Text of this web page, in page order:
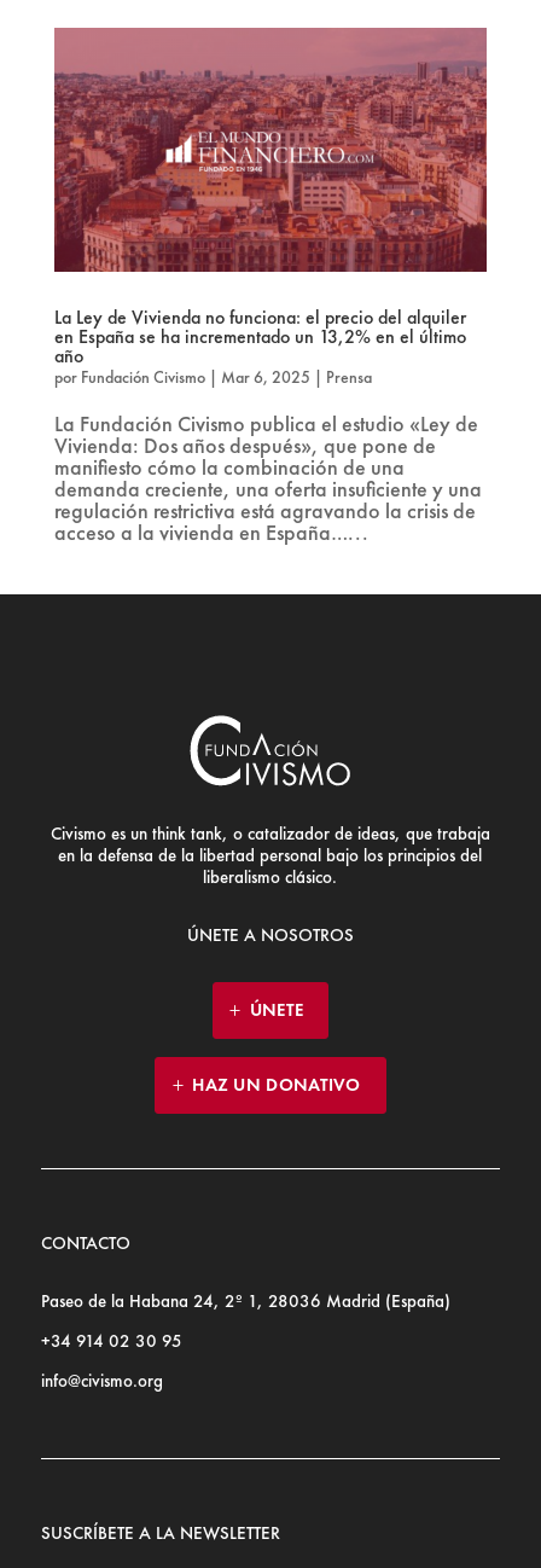
La Ley de Vivienda no funciona: el precio del alquiler
en España se ha incrementado un 13,2% en el último
año
por Fundación Civismo| Mar 6, 2025 | Prensa
La Fundación Civismo publica el estudio «Ley de
Vivienda: Dos años después», que pone de
manifiesto cómo la combinación de una
demanda creciente, una oferta insuficiente y una
regulación restrictiva está agravando la crisis de
acceso a la vivienda en España…...
Civismo es un think tank, o catalizador de ideas, que trabaja
en la defensa de la libertad personal bajo los principios del
liberalismo clásico.
ÚNETE A NOSOTROS
ÚNETE
HAZ UN DONATIVO
CONTACTO
Paseo de la Habana 24, 2º 1, 28036 Madrid (España)
+34 914 02 30 95
info@civismo.org
SUSCRÍBETE A LA NEWSLETTER